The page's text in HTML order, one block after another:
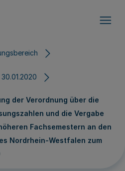
der Verordnung über die
und die Vergabe
Fachsemestern an den
Nordrhein-Westfalen zum